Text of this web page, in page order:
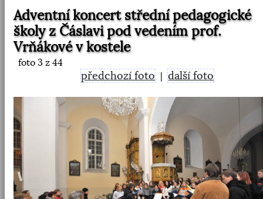
Adventní koncert střední pedagogické
školy z Čáslavi pod vedením prof.
Vrňákové v kostele
foto 3 z 44
předchozí foto |další foto